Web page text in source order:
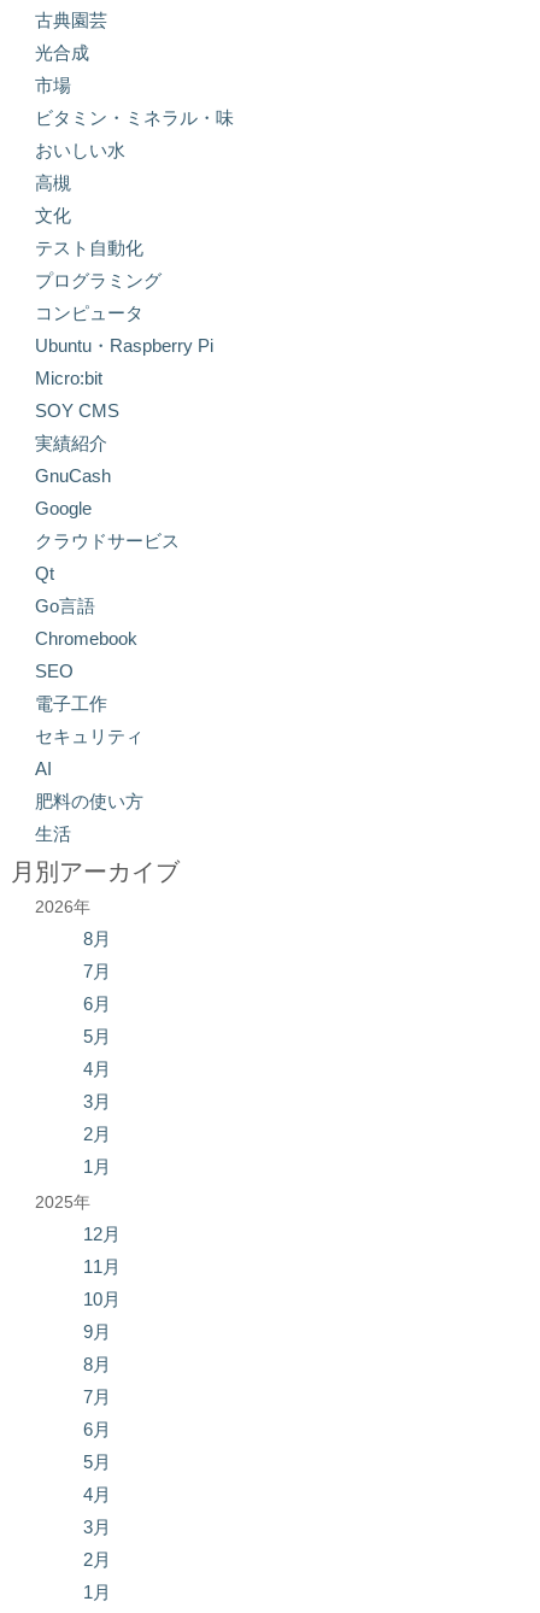
古典園芸
光合成
市場
ビタミン・ミネラル・味
おいしい水
高槻
文化
テスト自動化
プログラミング
コンピュータ
Ubuntu・Raspberry Pi
Micro:bit
SOY CMS
実績紹介
GnuCash
Google
クラウドサービス
Qt
Go言語
Chromebook
SEO
電子工作
セキュリティ
AI
肥料の使い方
生活
月別アーカイブ
2026年
8月
7月
6月
5月
4月
3月
2月
1月
2025年
12月
11月
10月
9月
8月
7月
6月
5月
4月
3月
2月
1月